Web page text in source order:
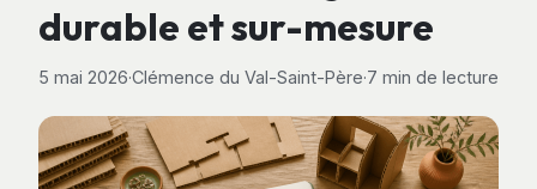
durable et sur-mesure
5 mai 2026·Clémence du Val-Saint-Père·7 min de lecture